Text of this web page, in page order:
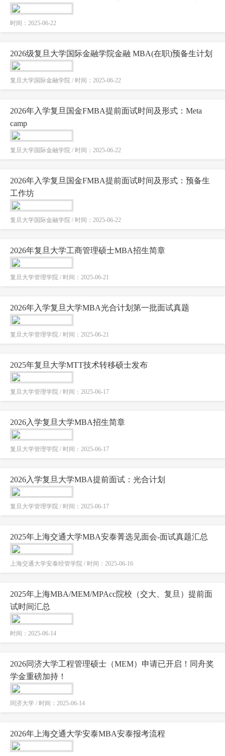
时间：2025-06-22
2026级复旦大学国际金融学院金融 MBA(在职)预备生计划
复旦大学国际金融学院 / 时间：2025-06-22
2026年入学复旦国金FMBA提前面试时间及形式：Meta
camp
复旦大学国际金融学院 / 时间：2025-06-22
2026年入学复旦国金FMBA提前面试时间及形式：预备生
工作坊
复旦大学国际金融学院 / 时间：2025-06-22
2026年复旦大学工商管理硕士MBA招生简章
复旦大学管理学院 / 时间：2025-06-21
2026年入学复旦大学MBA光合计划第一批面试真题
复旦大学管理学院 / 时间：2025-06-21
2025年复旦大学MTT技术转移硕士发布
复旦大学管理学院 / 时间：2025-06-17
2026入学复旦大学MBA招生简章
复旦大学管理学院 / 时间：2025-06-17
2026入学复旦大学MBA提前面试：光合计划
复旦大学管理学院 / 时间：2025-06-17
2025年上海交通大学MBA安泰菁选见面会-面试真题汇总
上海交通大学安泰经管学院 / 时间：2025-06-16
2025年上海MBA/MEM/MPAcc院校（交大、复旦）提前面
试时间汇总
时间：2025-06-14
2026同济大学工程管理硕士（MEM）申请已开启！同舟奖
学金重磅加持！
同济大学 / 时间：2025-06-14
2026年上海交通大学安泰MBA安泰报考流程